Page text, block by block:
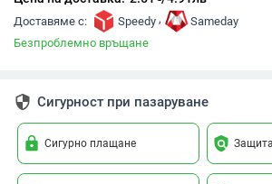
Доставяме с: Speedy ,
Sameday
Безпроблемно връщане
security Сигурност при пазаруване
lock Сигурно плащане policy